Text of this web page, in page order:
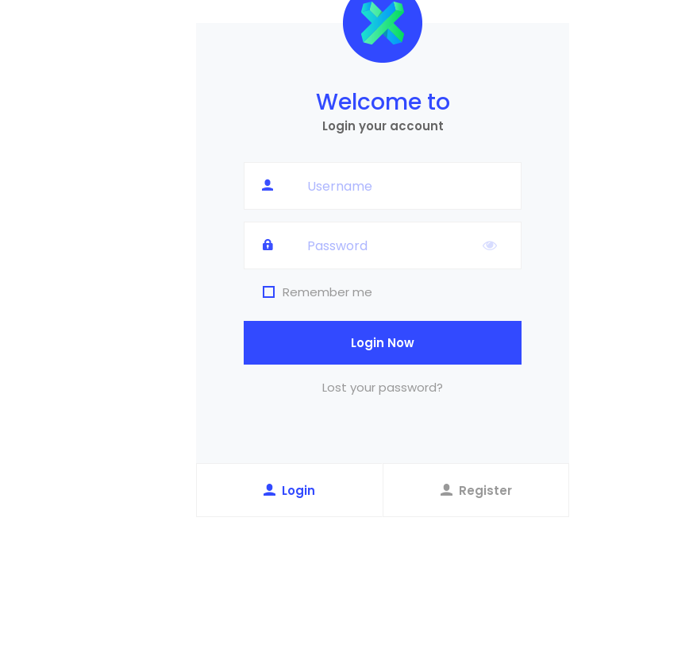
Welcome to
Login your account
Remember me
Login Now
Lost your password?
Login Register